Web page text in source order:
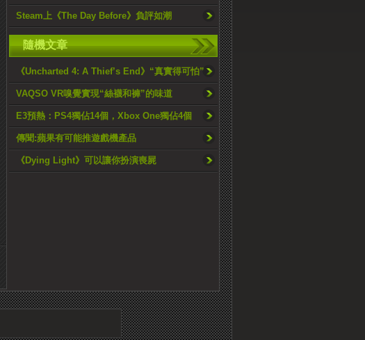
Steam上《The Day Before》負評如潮
隨機文章
《Uncharted 4: A Thief’s End》“真實得可怕”
VAQSO VR嗅覺實現“絲襪和褲”的味道
E3預熱：PS4獨佔14個，Xbox One獨佔4個
傳聞:蘋果有可能推遊戲機產品
《Dying Light》可以讓你扮演喪屍